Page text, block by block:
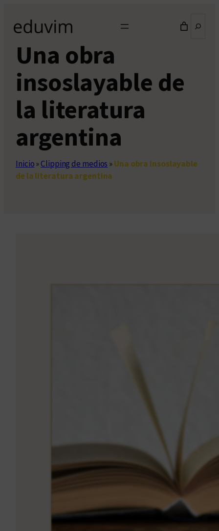
contenido
Una obra
insoslayable de
la literatura
argentina
Inicio»Clipping de medios »Una obra insoslayable
de la literatura argentina